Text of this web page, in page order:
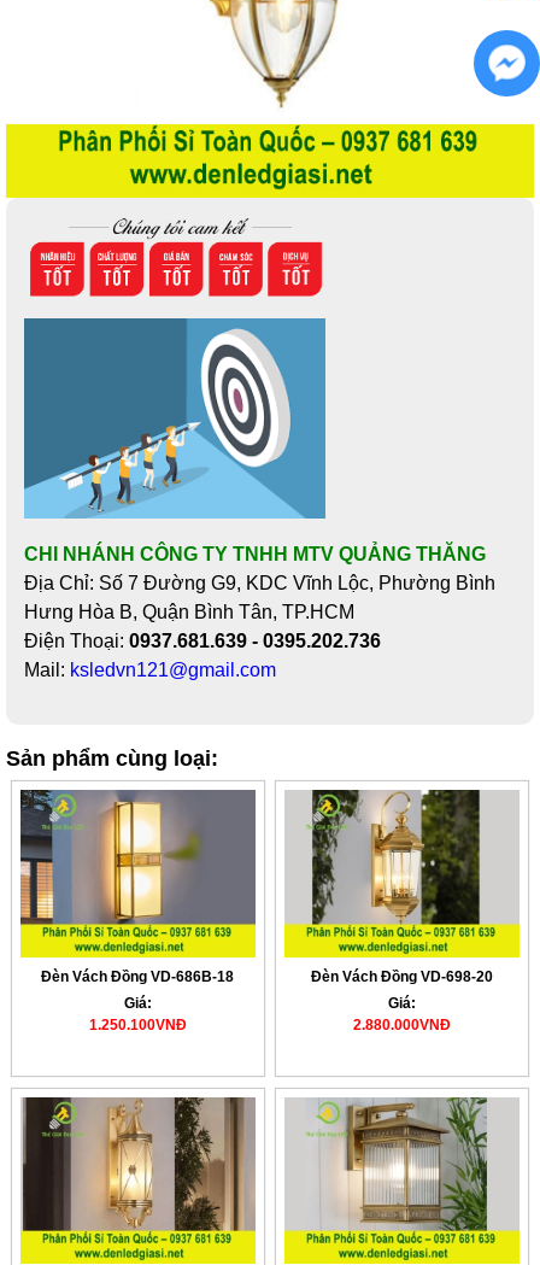
CHI NHÁNH CÔNG TY TNHH MTV QUẢNG THĂNG
Địa Chỉ: Số 7 Đường G9, KDC Vĩnh Lộc, Phường Bình
Hưng Hòa B, Quận Bình Tân, TP.HCM
Điện Thoại: 0937.681.639 - 0395.202.736
Mail: ksledvn121@gmail.com
Sản phẩm cùng loại:
Đèn Vách Đồng VD-686B-18
Giá:
1.250.100VNĐ
Đèn Vách Đồng VD-698-20
Giá:
2.880.000VNĐ